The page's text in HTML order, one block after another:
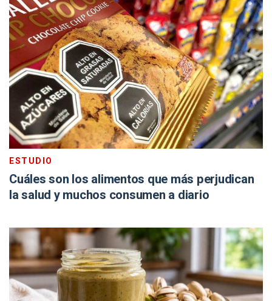
ESTUDIO
Cuáles son los alimentos que más perjudican
la salud y muchos consumen a diario